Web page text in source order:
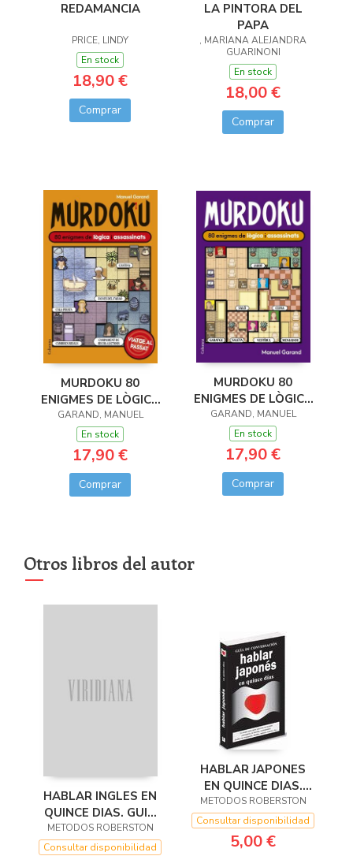
REDAMANCIA
PRICE, LINDY
En stock
18,90 €
Comprar
LA PINTORA DEL
PAPA
, MARIANA ALEJANDRA
GUARINONI
En stock
18,00 €
Comprar
MURDOKU 80
ENIGMES DE LÒGICA
I ASSASSINATS
GARAND, MANUEL
En stock
17,90 €
Comprar
MURDOKU 80
ENIGMES DE LÒGICA
I ASSASINATS
GARAND, MANUEL
En stock
17,90 €
Comprar
Otros libros del autor
HABLAR INGLES EN
QUINCE DIAS. GUIA
DE CONVERSACION
METODOS ROBERSTON
Consultar disponibilidad
HABLAR JAPONES
EN QUINCE DIAS.
GUIA DE
CONVERSACION
METODOS ROBERSTON
Consultar disponibilidad
5,00 €